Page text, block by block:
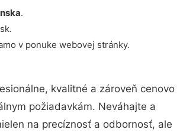
.
v ponuke webovej stránky.
kvalitné a zároveň cenovo
požiadavkám. Neváhajte a
na precíznosť a odbornosť, ale